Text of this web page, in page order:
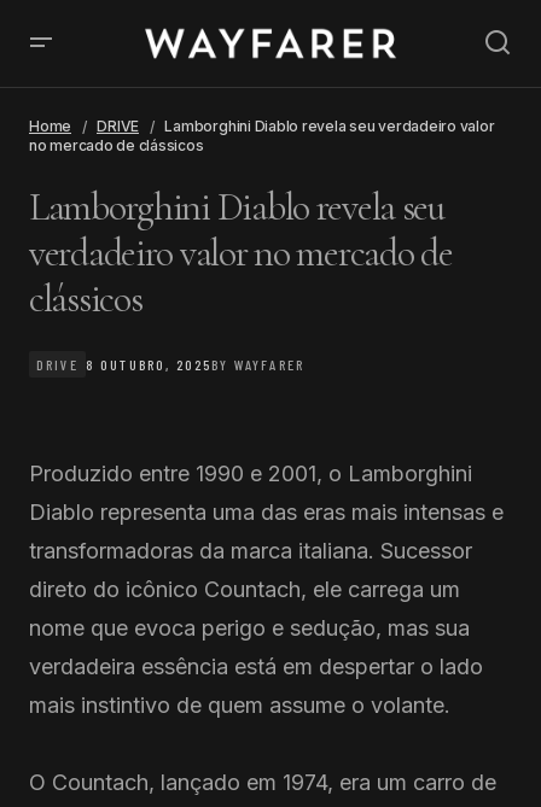
Home DRIVE
Lamborghini Diablo revela seu verdadeiro valor
no mercado de clássicos
Lamborghini Diablo revela seu
verdadeiro valor no mercado de
clássicos
DRIVE 8 OUTUBRO, 2025BY WAYFARER
Produzido entre 1990 e 2001, o Lamborghini
Diablo representa uma das eras mais intensas e
transformadoras da marca italiana. Sucessor
direto do icônico Countach, ele carrega um
nome que evoca perigo e sedução, mas sua
verdadeira essência está em despertar o lado
mais instintivo de quem assume o volante.
O Countach, lançado em 1974, era um carro de